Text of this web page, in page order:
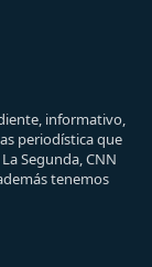
informativo,
periodística que
Segunda, CNN
tenemos